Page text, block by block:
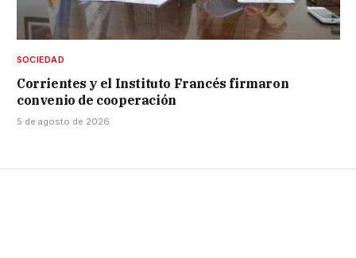
SOCIEDAD
Corrientes y el Instituto Francés firmaron
convenio de cooperación
5 de agosto de 2026